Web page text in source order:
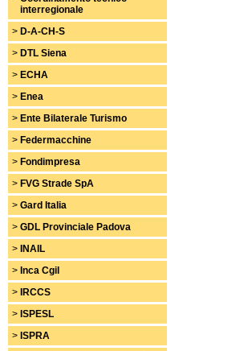
interregionale
> D-A-CH-S
> DTL Siena
> ECHA
> Enea
> Ente Bilaterale Turismo
> Federmacchine
> Fondimpresa
> FVG Strade SpA
> Gard Italia
> GDL Provinciale Padova
> INAIL
> Inca Cgil
> IRCCS
> ISPESL
> ISPRA